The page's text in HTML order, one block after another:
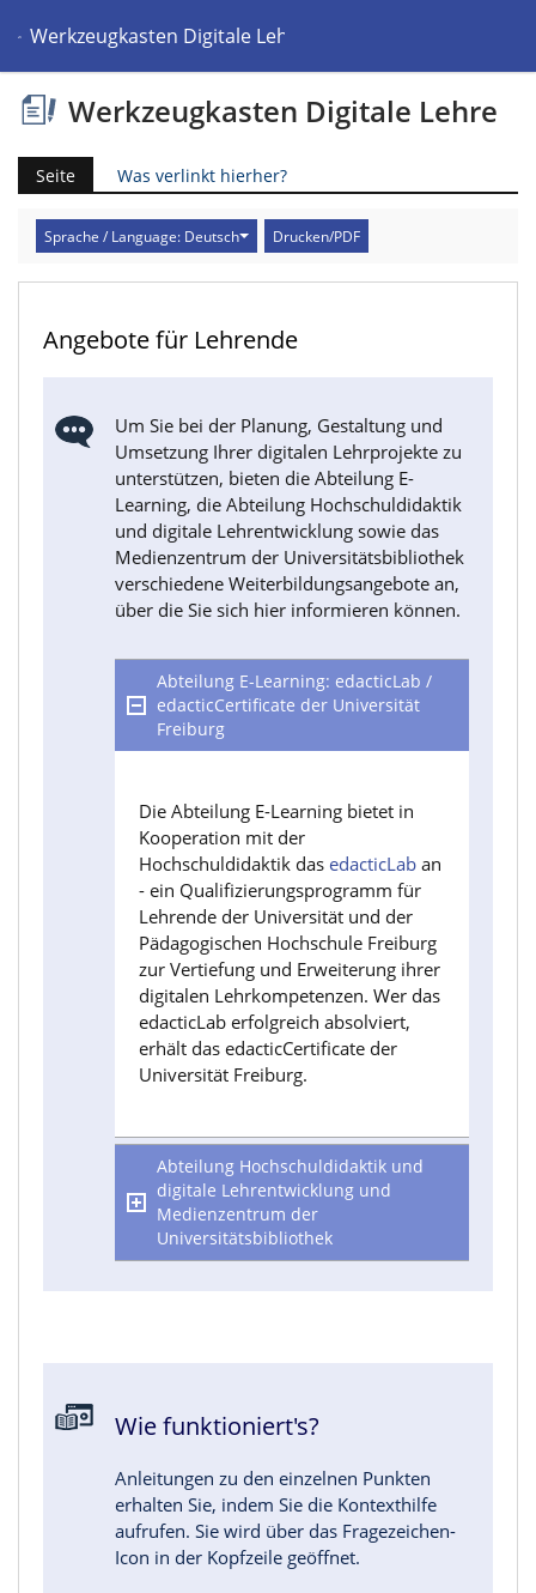
Werkzeugkasten Digitale Lehre
Werkzeugkasten Digitale Lehre
Seite Was verlinkt hierher?
Sprache / Language: Deutsch Drucken/PDF
Angebote für Lehrende
Um Sie bei der Planung, Gestaltung und
Umsetzung Ihrer digitalen Lehrprojekte zu
unterstützen, bieten die Abteilung E-
Learning, die Abteilung Hochschuldidaktik
und digitale Lehrentwicklung sowie das
Medienzentrum der Universitätsbibliothek
verschiedene Weiterbildungsangebote an,
über die Sie sich hier informieren können.
Abteilung E-Learning: edacticLab /
edacticCertificate der Universität
Freiburg
Die Abteilung E-Learning bietet in
Kooperation mit der
Hochschuldidaktik dasedacticLaban
- ein Qualifizierungsprogramm für
Lehrende der Universität und der
Pädagogischen Hochschule Freiburg
zur Vertiefung und Erweiterung ihrer
digitalen Lehrkompetenzen. Wer das
edacticLab erfolgreich absolviert,
erhält das edacticCertificate der
Universität Freiburg.
Abteilung Hochschuldidaktik und
digitale Lehrentwicklung und
Medienzentrum der
Universitätsbibliothek
Wie funktioniert's?
Anleitungen zu den einzelnen Punkten
erhalten Sie, indem Sie die Kontexthilfe
aufrufen. Sie wird über das Fragezeichen-
Icon in der Kopfzeile geöffnet.